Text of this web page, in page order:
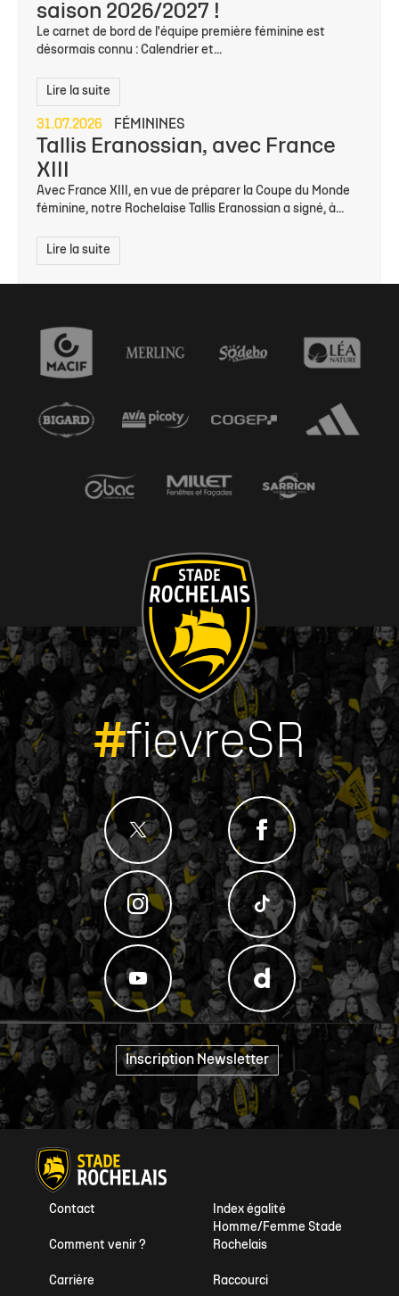
saison 2026/2027 !
Le carnet de bord de l'équipe première féminine est
désormais connu : Calendrier et...
Lire la suite
31.07.2026 FÉMININES
Tallis Eranossian, avec France
XIII
Avec France XIII, en vue de préparer la Coupe du Monde
féminine, notre Rochelaise Tallis Eranossian a signé, à...
Lire la suite
#fievreSR
Inscription Newsletter "
Index égalité
Homme/Femme Stade
Rochelais
Contact
Comment venir ?
Raccourci
Carrière